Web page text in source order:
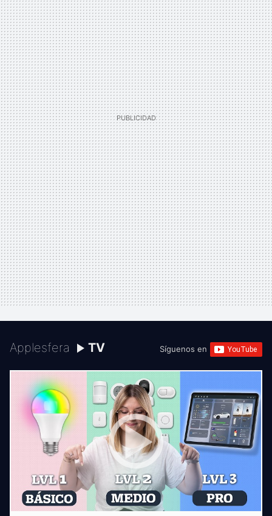
Applesfera TV Síguenos en